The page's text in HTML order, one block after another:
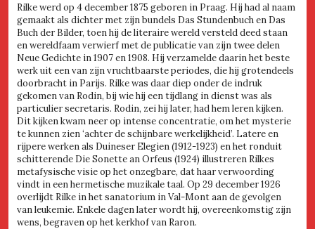
Rilke werd op 4 december 1875 geboren in Praag. Hij had al naam
gemaakt als dichter met zijn bundels Das Stundenbuch en Das
Buch der Bilder, toen hij de literaire wereld versteld deed staan
en wereldfaam verwierf met de publicatie van zijn twee delen
Neue Gedichte in 1907 en 1908. Hij verzamelde daarin het beste
werk uit een van zijn vruchtbaarste periodes, die hij grotendeels
doorbracht in Parijs. Rilke was daar diep onder de indruk
gekomen van Rodin, bij wie hij een tijdlang in dienst was als
particulier secretaris. Rodin, zei hij later, had hem leren kijken.
Dit kijken kwam neer op intense concentratie, om het mysterie
te kunnen zien ‘achter de schijnbare werkelijkheid’. Latere en
rijpere werken als Duineser Elegien (1912-1923) en het ronduit
schitterende Die Sonette an Orfeus (1924) illustreren Rilkes
metafysische visie op het onzegbare, dat haar verwoording
vindt in een hermetische muzikale taal. Op 29 december 1926
overlijdt Rilke in het sanatorium in Val-Mont aan de gevolgen
van leukemie. Enkele dagen later wordt hij, overeenkomstig zijn
wens, begraven op het kerkhof van Raron.